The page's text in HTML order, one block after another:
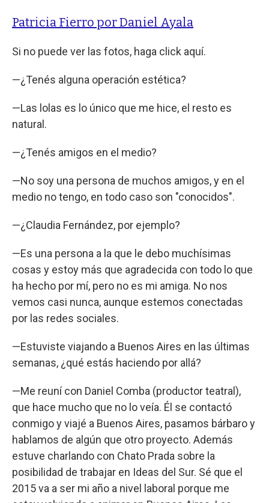
Patricia Fierro por Daniel Ayala
Si no puede ver las fotos, haga click aquí.
—¿Tenés alguna operación estética?
—Las lolas es lo único que me hice, el resto es
natural.
—¿Tenés amigos en el medio?
—No soy una persona de muchos amigos, y en el
medio no tengo, en todo caso son "conocidos".
—¿Claudia Fernández, por ejemplo?
—Es una persona a la que le debo muchísimas
cosas y estoy más que agradecida con todo lo que
ha hecho por mí, pero no es mi amiga. No nos
vemos casi nunca, aunque estemos conectadas
por las redes sociales.
—Estuviste viajando a Buenos Aires en las últimas
semanas, ¿qué estás haciendo por allá?
—Me reuní con Daniel Comba (productor teatral),
que hace mucho que no lo veía. Él se contactó
conmigo y viajé a Buenos Aires, pasamos bárbaro y
hablamos de algún que otro proyecto. Además
estuve charlando con Chato Prada sobre la
posibilidad de trabajar en Ideas del Sur. Sé que el
2015 va a ser mi año a nivel laboral porque me